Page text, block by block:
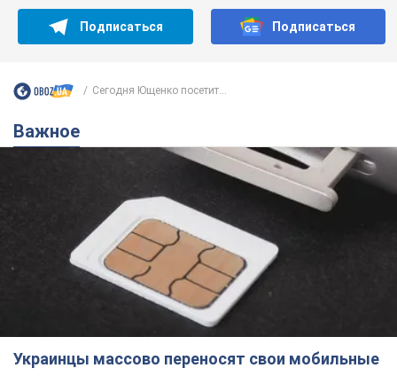
Подписаться Подписаться
Сегодня Ющенко посетит...
Важное
Украинцы массово переносят свои мобильные